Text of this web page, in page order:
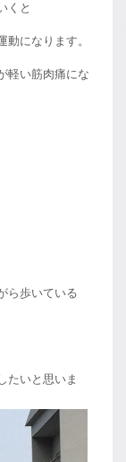
くと
になります。
軽い筋肉痛にな
ら歩いている
たいと思いま